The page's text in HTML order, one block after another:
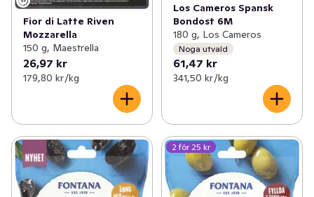
Fior di Latte Riven
Mozzarella
150 g, Maestrella
26,97 kr
179,80 kr /kg
Los Cameros Spansk
Bondost 6M
180 g, Los Cameros
Noga utvald
61,47 kr
341,50 kr /kg
2 för 25 kr